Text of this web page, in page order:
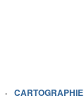
CARTOGRAPHIE